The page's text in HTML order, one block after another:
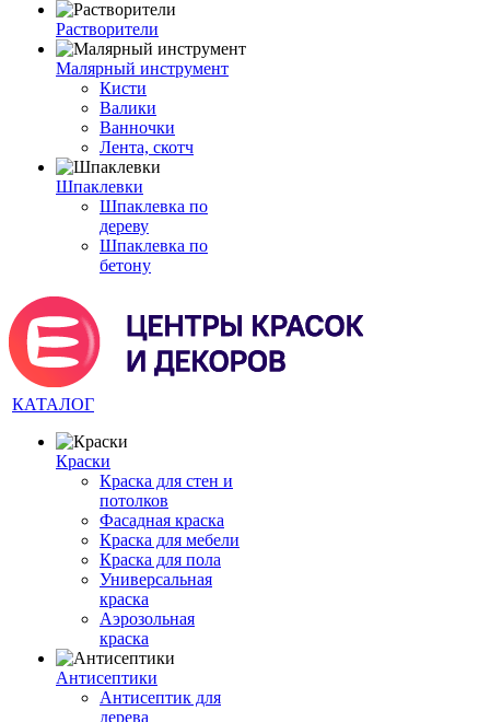
Растворители
Малярный инструмент
Кисти
Валики
Ванночки
Лента, скотч
Шпаклевки
Шпаклевка по
дереву
Шпаклевка по
бетону
КАТАЛОГ
Краски
Краска для стен и
потолков
Фасадная краска
Краска для мебели
Краска для пола
Универсальная
краска
Аэрозольная
краска
Антисептики
Антисептик для
дерева